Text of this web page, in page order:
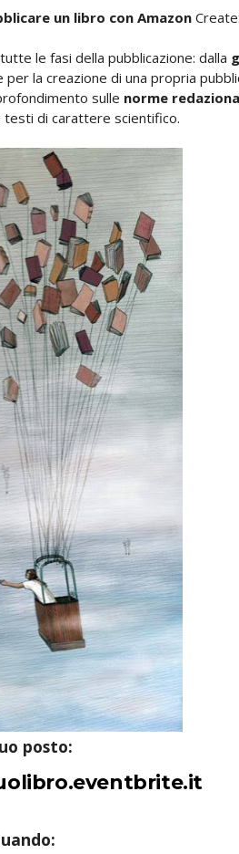
un libro con Amazon
le fasi della pubblicazione: dalla
per la creazione di una propria
sulle norme
testi di carattere scientifico.
posto: